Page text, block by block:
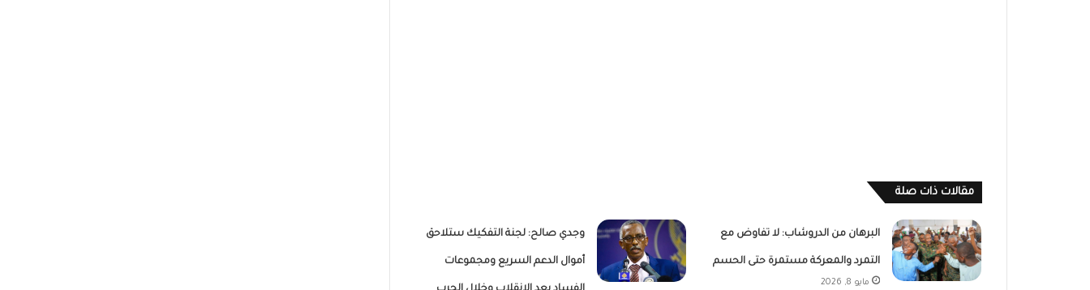
مقالات ذات صلة
البرهان من الدروشاب: لا تفاوض مع
التمرد والمعركة مستمرة حتى الحسم
مايو 8, 2026
وجدي صالح: لجنة التفكيك ستلاحق
أموال الدعم السريع ومجموعات